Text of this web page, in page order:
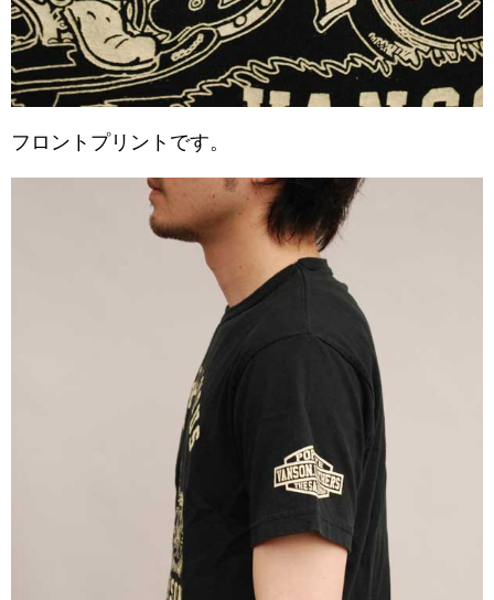
フロントプリントです。